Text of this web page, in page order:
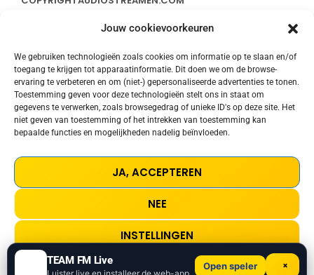
Jouw cookievoorkeuren
We gebruiken technologieën zoals cookies om informatie op te slaan en/of
toegang te krijgen tot apparaatinformatie. Dit doen we om de browse-
ervaring te verbeteren en om (niet-) gepersonaliseerde advertenties te tonen.
Toestemming geven voor deze technologieën stelt ons in staat om
gegevens te verwerken, zoals browsegedrag of unieke ID's op deze site. Het
niet geven van toestemming of het intrekken van toestemming kan
bepaalde functies en mogelijkheden nadelig beïnvloeden.
JA, ACCEPTEREN
NEE
INSTELLINGEN
Cookie Policy Privacy Policy
The Look
CONTACT
STREAMS
COOKIE POLICY (EU)
TERMS AND CONDITIONS
TEAM FM Live
Luister live en installeer de web-app
Open speler ×